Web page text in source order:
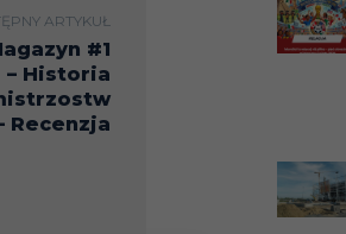
ARTYKUŁ
#1
– Historia
Recenzja